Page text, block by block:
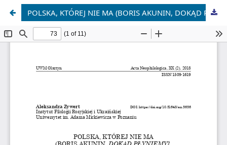
POLSKA, KTÓREJ NIE MA (BORIS AKUNIN, DOKĄD PŁYNIEMY?, LATAJĄCY SŁOŃ)